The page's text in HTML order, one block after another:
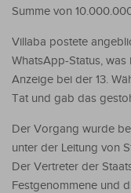
Summe von
Villaba postete
WhatsApp-Status,
Anzeige bei der 13.
Tat und gab das
Der Vorgang wurde
unter der Leitung von
Der Vertreter der
Festgenommene und